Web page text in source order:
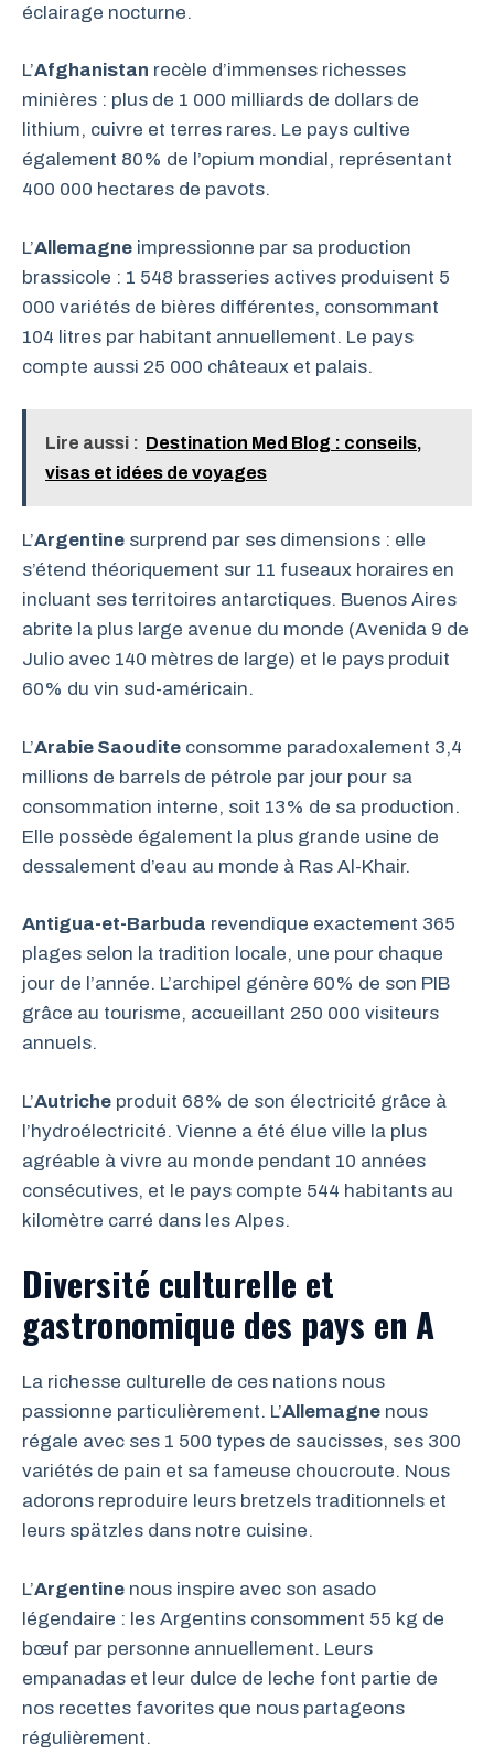
éclairage nocturne.
L’Afghanistan recèle d’immenses richesses
minières : plus de 1 000 milliards de dollars de
lithium, cuivre et terres rares. Le pays cultive
également 80% de l’opium mondial, représentant
400 000 hectares de pavots.
L’Allemagne impressionne par sa production
brassicole : 1 548 brasseries actives produisent 5
000 variétés de bières différentes, consommant
104 litres par habitant annuellement. Le pays
compte aussi 25 000 châteaux et palais.
Lire aussi : Destination Med Blog : conseils,
visas et idées de voyages
L’Argentine surprend par ses dimensions : elle
s’étend théoriquement sur 11 fuseaux horaires en
incluant ses territoires antarctiques. Buenos Aires
abrite la plus large avenue du monde (Avenida 9 de
Julio avec 140 mètres de large) et le pays produit
60% du vin sud-américain.
L’Arabie Saoudite consomme paradoxalement 3,4
millions de barrels de pétrole par jour pour sa
consommation interne, soit 13% de sa production.
Elle possède également la plus grande usine de
dessalement d’eau au monde à Ras Al-Khair.
Antigua-et-Barbuda revendique exactement 365
plages selon la tradition locale, une pour chaque
jour de l’année. L’archipel génère 60% de son PIB
grâce au tourisme, accueillant 250 000 visiteurs
annuels.
L’Autriche produit 68% de son électricité grâce à
l’hydroélectricité. Vienne a été élue ville la plus
agréable à vivre au monde pendant 10 années
consécutives, et le pays compte 544 habitants au
kilomètre carré dans les Alpes.
Diversité culturelle et
gastronomique des pays en A
La richesse culturelle de ces nations nous
passionne particulièrement. L’Allemagne nous
régale avec ses 1 500 types de saucisses, ses 300
variétés de pain et sa fameuse choucroute. Nous
adorons reproduire leurs bretzels traditionnels et
leurs spätzles dans notre cuisine.
L’Argentine nous inspire avec son asado
légendaire : les Argentins consomment 55 kg de
bœuf par personne annuellement. Leurs
empanadas et leur dulce de leche font partie de
nos recettes favorites que nous partageons
régulièrement.